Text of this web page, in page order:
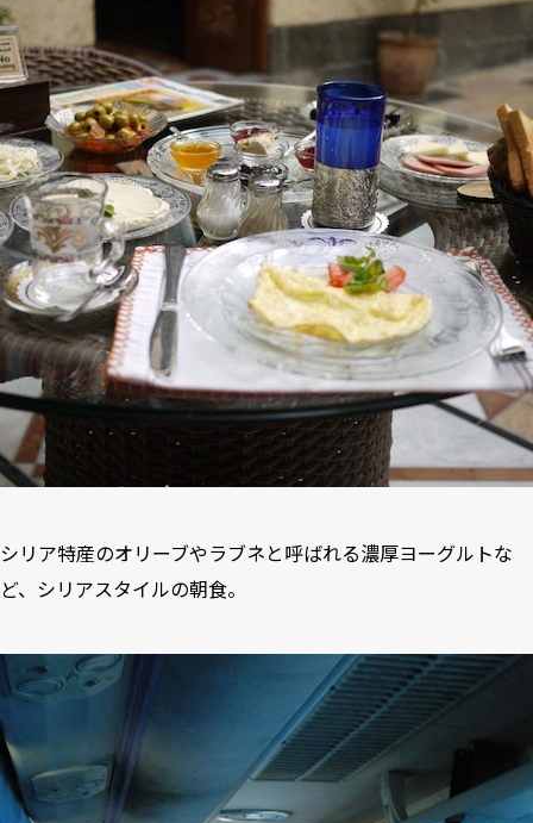
シリア特産のオリーブやラブネと呼ばれる濃厚ヨーグルトな
ど、シリアスタイルの朝食。